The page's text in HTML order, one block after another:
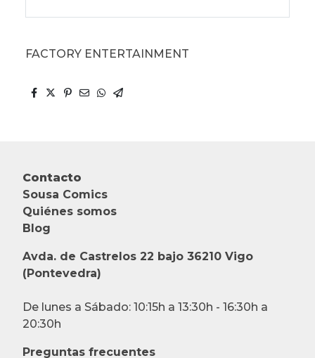
FACTORY ENTERTAINMENT
Contacto
Sousa Comics
Quiénes somos
Blog
Avda. de Castrelos 22 bajo 36210 Vigo
(Pontevedra)
De lunes a Sábado: 10:15h a 13:30h - 16:30h a
20:30h
Preguntas frecuentes